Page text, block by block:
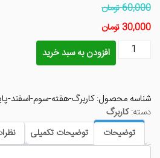
60,000 تومان
30,000 تومان
کاربرگ
پایه
دوم
دبستان
ریاضی
افزودن به سبد خرید
شناسه محصول:کاربرگ-هفته-سوم-اسفند-
دسته:کاربرگ
توضیحات توضیحات تکمیلی